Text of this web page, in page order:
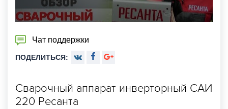
Чат поддержки
ПОДЕЛИТЬСЯ:
Сварочный аппарат инверторный САИ
220 Ресанта